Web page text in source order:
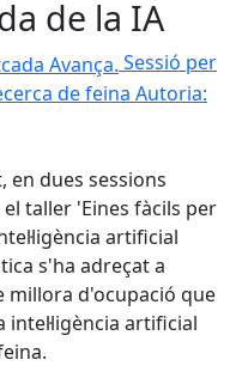
de la IA
Avança.
Sessió per
de feina Autoria:
en dues sessions
taller 'Eines fàcils per
artificial
s'ha adreçat a
millora d'ocupació que
artificial